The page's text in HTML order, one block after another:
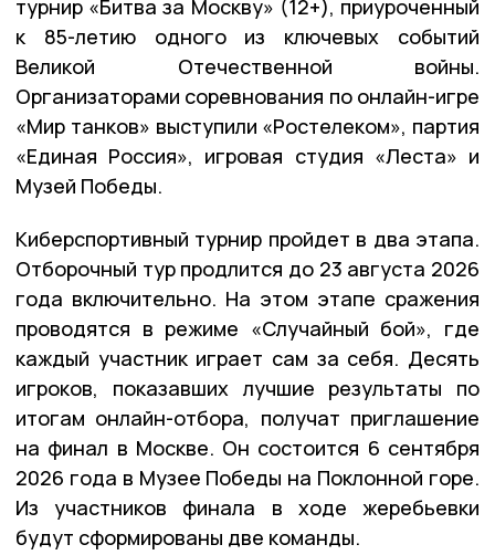
турнир «Битва за Москву» (12+), приуроченный
к 85-летию одного из ключевых событий
Великой Отечественной войны.
Организаторами соревнования по онлайн-игре
«Мир танков» выступили «Ростелеком», партия
«Единая Россия», игровая студия «Леста» и
Музей Победы.
Киберспортивный турнир пройдет в два этапа.
Отборочный тур продлится до 23 августа 2026
года включительно. На этом этапе сражения
проводятся в режиме «Случайный бой», где
каждый участник играет сам за себя. Десять
игроков, показавших лучшие результаты по
итогам онлайн-отбора, получат приглашение
на финал в Москве. Он состоится 6 сентября
2026 года в Музее Победы на Поклонной горе.
Из участников финала в ходе жеребьевки
будут сформированы две команды.